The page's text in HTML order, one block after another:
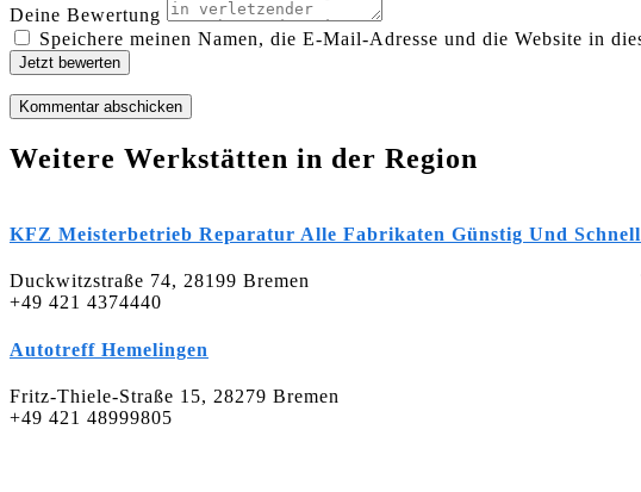
Deine Bewertung
Speichere meinen Namen, die E-Mail-Adresse und die Website in
Jetzt bewerten
Weitere Werkstätten in der Region
KFZ Meisterbetrieb Reparatur Alle Fabrikaten Günstig Und Schnell
Duckwitzstraße 74, 28199 Bremen
+49 421 4374440
Autotreff Hemelingen
Fritz-Thiele-Straße 15, 28279 Bremen
+49 421 48999805